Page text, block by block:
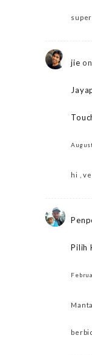
jie on
hi ,
Pilih